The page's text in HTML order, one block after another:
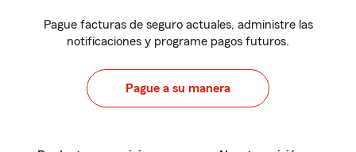
Pague facturas de seguro actuales, administre las
notificaciones y programe pagos futuros.
Pague a su manera